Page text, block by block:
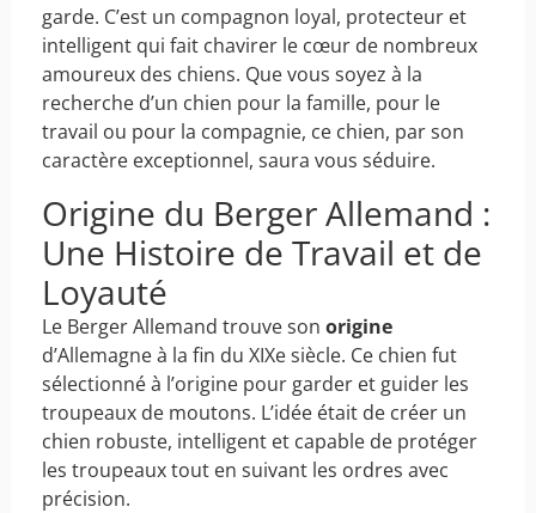
garde. C’est un compagnon loyal, protecteur et
intelligent qui fait chavirer le cœur de nombreux
amoureux des chiens. Que vous soyez à la
recherche d’un chien pour la famille, pour le
travail ou pour la compagnie, ce chien, par son
caractère exceptionnel, saura vous séduire.
Origine du Berger Allemand :
Une Histoire de Travail et de
Loyauté
Le Berger Allemand trouve son origine
d’Allemagne à la fin du XIXe siècle. Ce chien fut
sélectionné à l’origine pour garder et guider les
troupeaux de moutons. L’idée était de créer un
chien robuste, intelligent et capable de protéger
les troupeaux tout en suivant les ordres avec
précision.